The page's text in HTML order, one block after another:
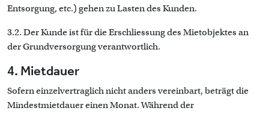
Entsorgung, etc.) gehen zu Lasten des Kunden.
3.2. Der Kunde ist für die Erschliessung des Mietobjektes an
der Grundversorgung verantwortlich.
4. Mietdauer
Sofern einzelvertraglich nicht anders vereinbart, beträgt die
Mindestmietdauer einen Monat. Während der